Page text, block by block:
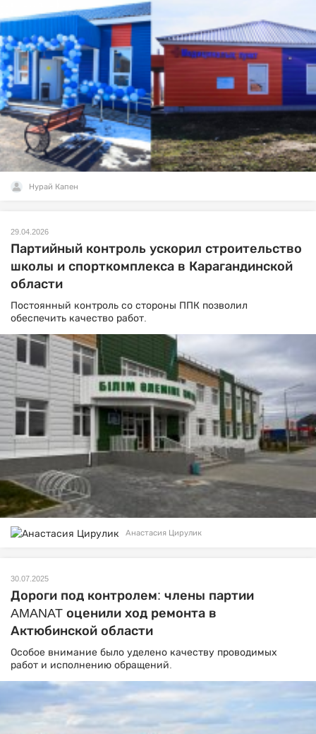
Нурай Капен
29.04.2026
Партийный контроль ускорил строительство
школы и спорткомплекса в Карагандинской
области
Постоянный контроль со стороны ППК позволил
обеспечить качество работ.
Анастасия Цирулик
30.07.2025
Дороги под контролем: члены партии
AMANAT оценили ход ремонта в
Актюбинской области
Особое внимание было уделено качеству проводимых
работ и исполнению обращений.